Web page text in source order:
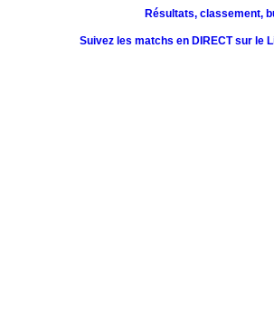
Résultats, classement,
Suivez les matchs en DIRECT sur le